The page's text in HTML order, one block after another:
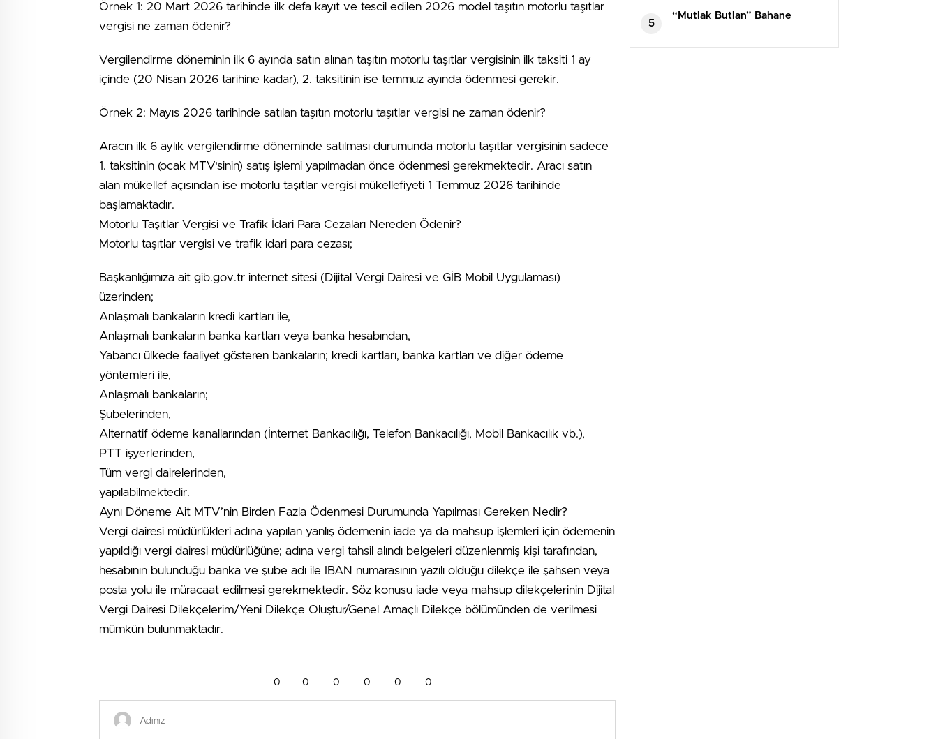
Örnek 1: 20 Mart 2026 tarihinde ilk defa kayıt ve tescil edilen 2026 model taşıtın motorlu taşıtlar
vergisi ne zaman ödenir?
Vergilendirme döneminin ilk 6 ayında satın alınan taşıtın motorlu taşıtlar vergisinin ilk taksiti 1 ay
içinde (20 Nisan 2026 tarihine kadar), 2. taksitinin ise temmuz ayında ödenmesi gerekir.
Örnek 2: Mayıs 2026 tarihinde satılan taşıtın motorlu taşıtlar vergisi ne zaman ödenir?
Aracın ilk 6 aylık vergilendirme döneminde satılması durumunda motorlu taşıtlar vergisinin sadece
1. taksitinin (ocak MTV‘sinin) satış işlemi yapılmadan önce ödenmesi gerekmektedir. Aracı satın
alan mükellef açısından ise motorlu taşıtlar vergisi mükellefiyeti 1 Temmuz 2026 tarihinde
başlamaktadır.
Motorlu Taşıtlar Vergisi ve Trafik İdari Para Cezaları Nereden Ödenir?
Motorlu taşıtlar vergisi ve trafik idari para cezası;
Başkanlığımıza ait gib.gov.tr internet sitesi (Dijital Vergi Dairesi ve GİB Mobil Uygulaması)
üzerinden;
Anlaşmalı bankaların kredi kartları ile,
Anlaşmalı bankaların banka kartları veya banka hesabından,
Yabancı ülkede faaliyet gösteren bankaların; kredi kartları, banka kartları ve diğer ödeme
yöntemleri ile,
Anlaşmalı bankaların;
Şubelerinden,
Alternatif ödeme kanallarından (İnternet Bankacılığı, Telefon Bankacılığı, Mobil Bankacılık vb.),
PTT işyerlerinden,
Tüm vergi dairelerinden,
yapılabilmektedir.
Aynı Döneme Ait MTV’nin Birden Fazla Ödenmesi Durumunda Yapılması Gereken Nedir?
Vergi dairesi müdürlükleri adına yapılan yanlış ödemenin iade ya da mahsup işlemleri için ödemenin
yapıldığı vergi dairesi müdürlüğüne; adına vergi tahsil alındı belgeleri düzenlenmiş kişi tarafından,
hesabının bulunduğu banka ve şube adı ile IBAN numarasının yazılı olduğu dilekçe ile şahsen veya
posta yolu ile müracaat edilmesi gerekmektedir. Söz konusu iade veya mahsup dilekçelerinin Dijital
Vergi Dairesi Dilekçelerim/Yeni Dilekçe Oluştur/Genel Amaçlı Dilekçe bölümünden de verilmesi
mümkün bulunmaktadır.
0 0 0 0 0 0
5
“Mutlak Butlan” Bahane